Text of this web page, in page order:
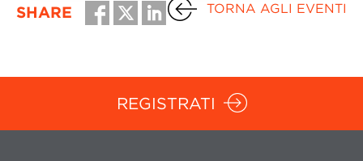
SHARE TORNA AGLI EVENTI
REGISTRATI